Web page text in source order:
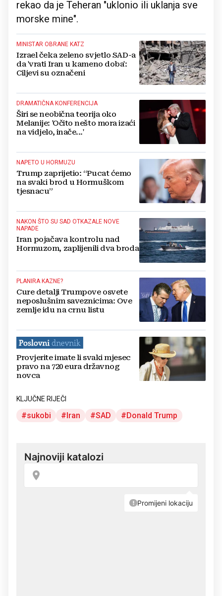
rekao da je Teheran "uklonio ili uklanja sve
morske mine".
MINISTAR OBRANE KATZ
Izrael čeka zeleno svjetlo SAD-a
da 'vrati Iran u kameno doba':
Ciljevi su označeni
DRAMATIČNA KONFERENCIJA
Širi se neobična teorija oko
Melanije: 'Očito nešto mora izaći
na vidjelo, inače...'
NAPETO U HORMUZU
Trump zaprijetio: “Pucat ćemo
na svaki brod u Hormuškom
tjesnacu”
NAKON ŠTO SU SAD OTKAZALE NOVE
NAPADE
Iran pojačava kontrolu nad
Hormuzom, zaplijenili dva broda
PLANIRA KAZNE?
Cure detalji Trumpove osvete
neposlušnim saveznicima: Ove
zemlje idu na crnu listu
Provjerite imate li svaki mjesec
pravo na 720 eura državnog
novca
KLJUČNE RIJEČI
sukobi Iran SAD Donald Trump